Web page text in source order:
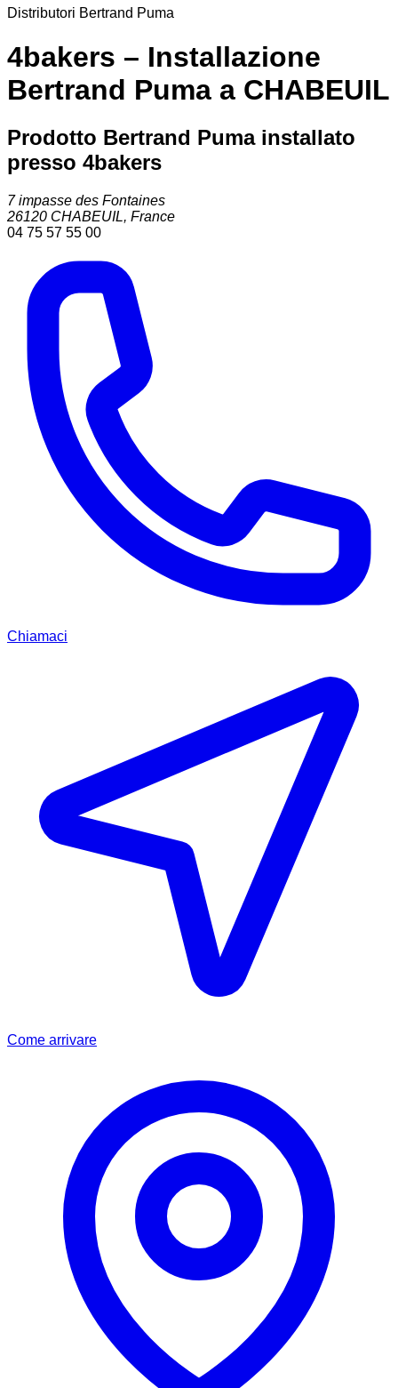
Distributori Bertrand Puma
4bakers – Installazione
Bertrand Puma a CHABEUIL
Prodotto Bertrand Puma installato
presso 4bakers
7 impasse des Fontaines
26120 CHABEUIL, France
04 75 57 55 00
Chiamaci
Come arrivare